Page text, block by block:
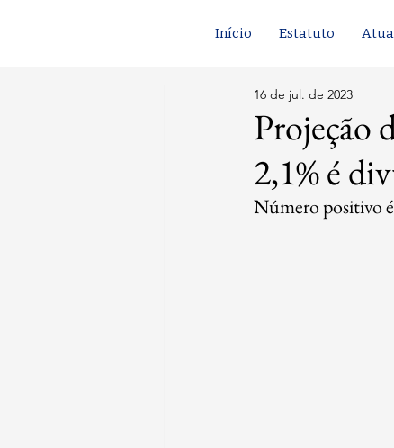
Início Estatuto
Projeção
2,1% é
16 de jul. de 2023
Número positivo